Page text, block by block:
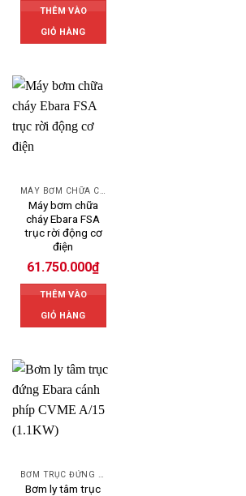
THÊM VÀO
GIỎ HÀNG
Máy bơm chữa
cháy Ebara FSA
trục rời động cơ
điện
61.750.000₫
THÊM VÀO
GIỎ HÀNG
Bơm ly tâm trục